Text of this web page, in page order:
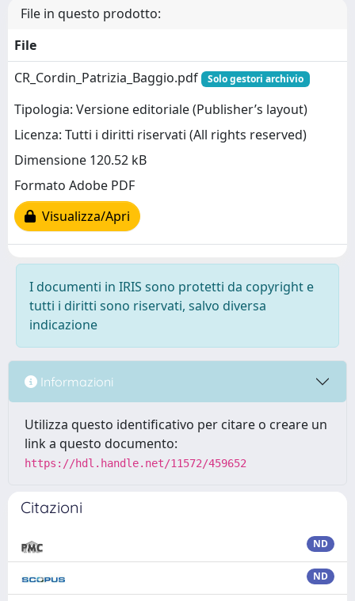
File in questo prodotto:
File
CR_Cordin_Patrizia_Baggio.pdf
Solo gestori archivio
Tipologia: Versione editoriale (Publisher’s layout)
Licenza: Tutti i diritti riservati (All rights reserved)
Dimensione 120.52 kB
Formato Adobe PDF
Visualizza/Apri
I documenti in IRIS sono protetti da copyright e
tutti i diritti sono riservati, salvo diversa
indicazione
Informazioni
Utilizza questo identificativo per citare o creare un
link a questo documento:
https://hdl.handle.net/11572/459652
Citazioni
ND
ND